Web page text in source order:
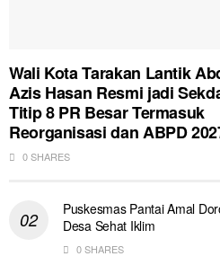
Wali Kota Tarakan Lantik
Azis Hasan Resmi jadi
Titip 8 PR Besar Termasuk
Reorganisasi dan ABPD
0 SHARES
Puskesmas Pantai Amal
Desa Sehat Iklim
0 SHARES